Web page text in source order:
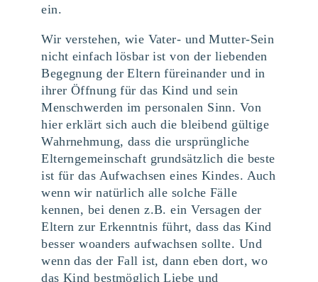
ein.
Wir verstehen, wie Vater- und Mutter-Sein
nicht einfach lösbar ist von der liebenden
Begegnung der Eltern füreinander und in
ihrer Öffnung für das Kind und sein
Menschwerden im personalen Sinn. Von
hier erklärt sich auch die bleibend gültige
Wahrnehmung, dass die ursprüngliche
Elterngemeinschaft grundsätzlich die beste
ist für das Aufwachsen eines Kindes. Auch
wenn wir natürlich alle solche Fälle
kennen, bei denen z.B. ein Versagen der
Eltern zur Erkenntnis führt, dass das Kind
besser woanders aufwachsen sollte. Und
wenn das der Fall ist, dann eben dort, wo
das Kind bestmöglich Liebe und